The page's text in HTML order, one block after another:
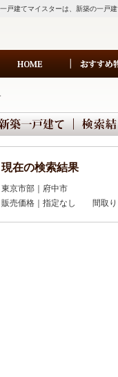
戸建てマイスターは、新築の一戸
現在の検索結果
東京市部｜府中市
販売価格｜指定なし 間取